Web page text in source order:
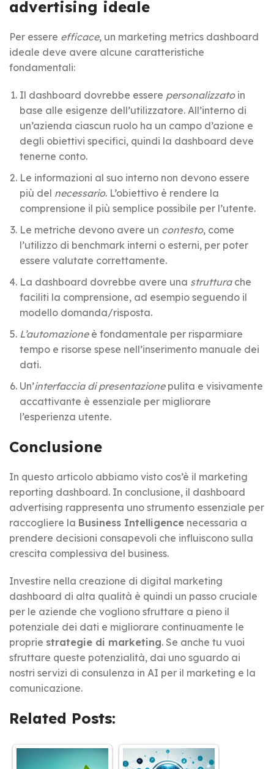
advertising ideale
Per essere efficace, un marketing metrics dashboard
ideale deve avere alcune caratteristiche
fondamentali:
Il dashboard dovrebbe essere personalizzatoin
base alle esigenze dell’utilizzatore. All’interno di
un’azienda ciascun ruolo ha un campo d’azione e
degli obiettivi specifici, quindi la dashboard deve
tenerne conto.
Le informazioni al suo interno non devono essere
più del necessario. L’obiettivo è rendere la
comprensione il più semplice possibile per l’utente.
Le metriche devono avere un contesto, come
l’utilizzo di benchmark interni o esterni, per poter
essere valutate correttamente.
La dashboard dovrebbe avere una strutturache
faciliti la comprensione, ad esempio seguendo il
modello domanda/risposta.
L’automazioneè fondamentale per risparmiare
tempo e risorse spese nell’inserimento manuale dei
dati.
Un’interfaccia di presentazionepulita e visivamente
accattivante è essenziale per migliorare
l’esperienza utente.
Conclusione
In questo articolo abbiamo visto cos’è il marketing
reporting dashboard. In conclusione, il dashboard
advertising rappresenta uno strumento essenziale per
raccogliere la Business Intelligence necessaria a
prendere decisioni consapevoli che influiscono sulla
crescita complessiva del business.
Investire nella creazione di digital marketing
dashboard di alta qualità è quindi un passo cruciale
per le aziende che vogliono sfruttare a pieno il
potenziale dei dati e migliorare continuamente le
proprie strategie di marketing. Se anche tu vuoi
sfruttare queste potenzialità, dai uno sguardo ai
nostri servizi di consulenza in AI per il marketing e la
comunicazione.
Related Posts: